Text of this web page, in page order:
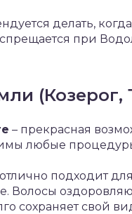
делать,
при
(Козерог,
– прекрасная
любые
отлично подходит
Волосы
сохраняет свой